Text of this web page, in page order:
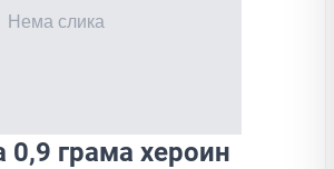
0,9 грама хероин